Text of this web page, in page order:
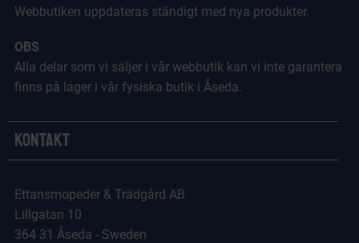
Webbutiken uppdateras ständigt med nya produkter.
OBS
Alla delar som vi säljer i vår webbutik kan vi inte garantera
finns på lager i vår fysiska butik i Åseda.
Kontakt
Ettansmopeder & Trädgård AB
Lillgatan 10
364 31 Åseda - Sweden